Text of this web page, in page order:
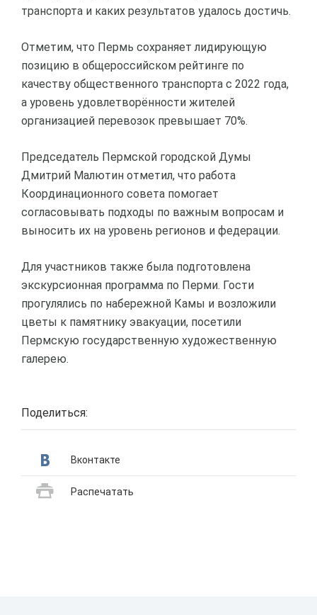
транспорта и каких результатов удалось достичь.
Отметим, что Пермь сохраняет лидирующую
позицию в общероссийском рейтинге по
качеству общественного транспорта с 2022 года,
а уровень удовлетворённости жителей
организацией перевозок превышает 70%.
Председатель Пермской городской Думы
Дмитрий Малютин отметил, что работа
Координационного совета помогает
согласовывать подходы по важным вопросам и
выносить их на уровень регионов и федерации.
Для участников также была подготовлена
экскурсионная программа по Перми. Гости
прогулялись по набережной Камы и возложили
цветы к памятнику эвакуации, посетили
Пермскую государственную художественную
галерею.
Поделиться:
Вконтакте
Распечатать